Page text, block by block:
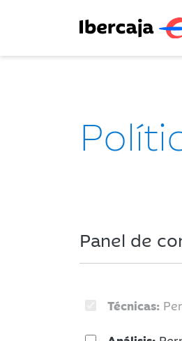
Panel de
Técnicas: